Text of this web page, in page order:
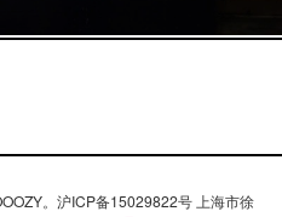
。沪ICP备15029822号 上海市徐